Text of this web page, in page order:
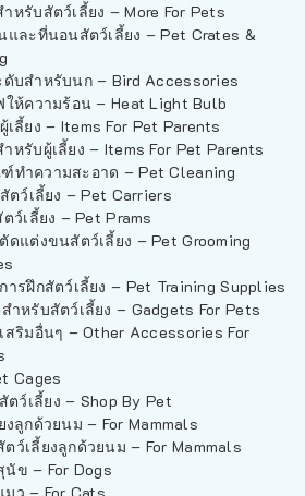
หรับสัตว์เลี้ยง – More For Pets
และที่นอนสัตว์เลี้ยง – Pet Crates &
ดับสำหรับนก – Bird Accessories
ให้ความร้อน – Heat Light Bulb
ลี้ยง – Items For Pet Parents
หรับผู้เลี้ยง – Items For Pet Parents
ทำความสะอาด – Pet Cleaning
ตว์เลี้ยง – Pet Carriers
ว์เลี้ยง – Pet Prams
ดแต่งขนสัตว์เลี้ยง – Pet Grooming
ารฝึกสัตว์เลี้ยง – Pet Training Supplies
ำหรับสัตว์เลี้ยง – Gadgets For Pets
สริมอื่นๆ – Other Accessories For
Cages
ว์เลี้ยง – Shop By Pet
งลูกด้วยนม – For Mammals
ว์เลี้ยงลูกด้วยนม – For Mammals
นัข – For Dogs